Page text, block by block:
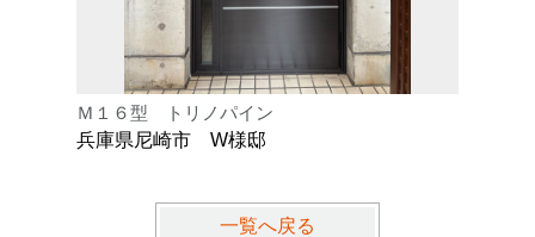
Ｍ１６型 トリノパイン
兵庫県尼崎市 W様邸
一覧へ戻る